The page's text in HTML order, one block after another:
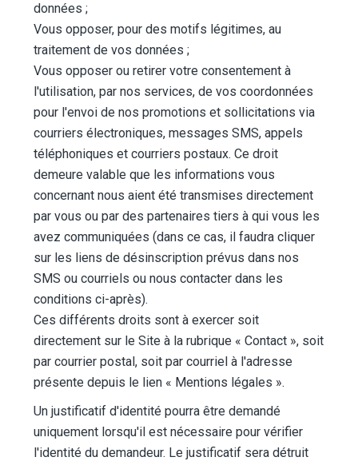
données ;
Vous opposer, pour des motifs légitimes, au
traitement de vos données ;
Vous opposer ou retirer votre consentement à
l'utilisation, par nos services, de vos coordonnées
pour l'envoi de nos promotions et sollicitations via
courriers électroniques, messages SMS, appels
téléphoniques et courriers postaux. Ce droit
demeure valable que les informations vous
concernant nous aient été transmises directement
par vous ou par des partenaires tiers à qui vous les
avez communiquées (dans ce cas, il faudra cliquer
sur les liens de désinscription prévus dans nos
SMS ou courriels ou nous contacter dans les
conditions ci-après).
Ces différents droits sont à exercer soit
directement sur le Site à la rubrique « Contact », soit
par courrier postal, soit par courriel à l'adresse
présente depuis le lien « Mentions légales ».
Un justificatif d'identité pourra être demandé
uniquement lorsqu'il est nécessaire pour vérifier
l'identité du demandeur. Le justificatif sera détruit